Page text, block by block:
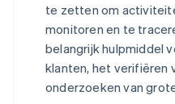
te zetten om
monitoren en te
belangrijk hulpmiddel
klanten, het verifiëren
onderzoeken van